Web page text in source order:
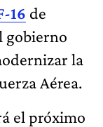
16 de
gobierno
la
Aérea.
el próximo